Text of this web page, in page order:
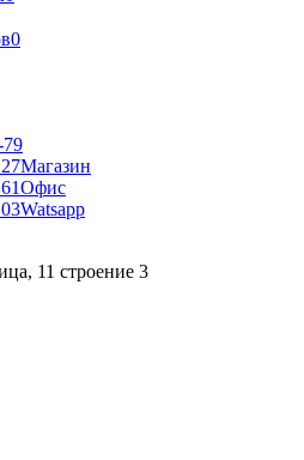
0
79
Магазин
Офис
Watsapp
11 строение 3